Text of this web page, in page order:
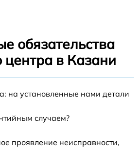
обязательства
центра в Казани
на установленные нами детали
случаем?
проявление неисправности,